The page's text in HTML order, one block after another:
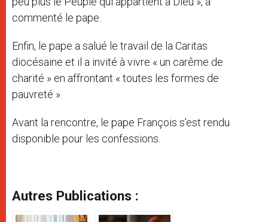
commenté le pape.
Enfin, le pape a salué le travail de la Caritas
diocésaine et il a invité à vivre « un carême de
charité » en affrontant « toutes les formes de
pauvreté ».
Avant la rencontre, le pape François s’est rendu
disponible pour les confessions.
Autres Publications :